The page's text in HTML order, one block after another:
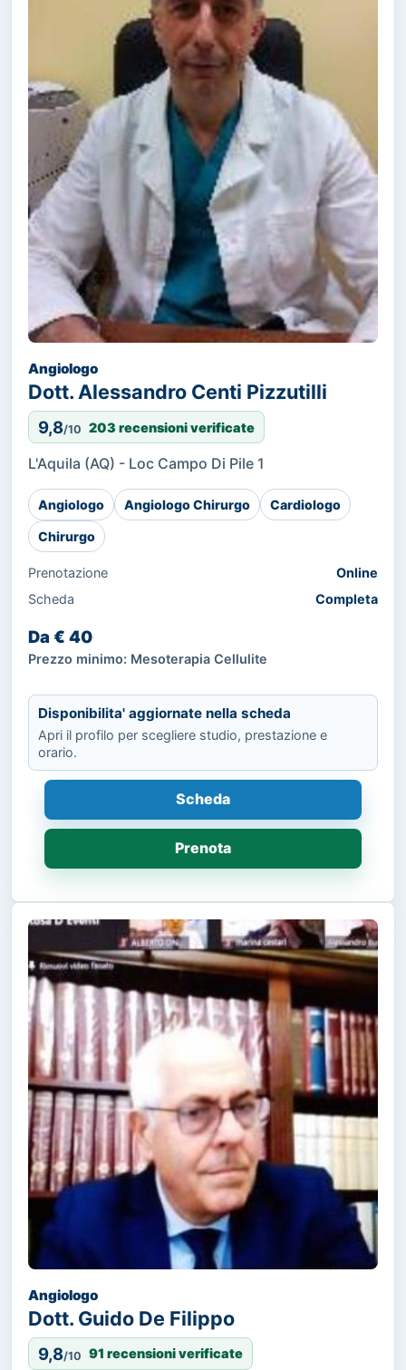
Angiologo
Dott. Alessandro Centi Pizzutilli
9,8/10 203 recensioni verificate
L'Aquila (AQ) - Loc Campo Di Pile 1
Angiologo Angiologo Chirurgo Cardiologo
Chirurgo
Prenotazione
Online
Scheda
Completa
Da € 40
Prezzo minimo: Mesoterapia Cellulite
Disponibilita' aggiornate nella scheda
Apri il profilo per scegliere studio, prestazione e
orario.
Scheda
Prenota
Angiologo
Dott. Guido De Filippo
9,8/10 91 recensioni verificate